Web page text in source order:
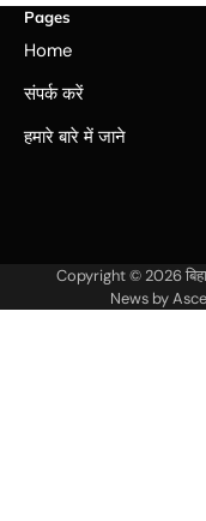
Pages
Home
संपर्क करें
हमारे बारे में जाने
Copyright © 2026
News by